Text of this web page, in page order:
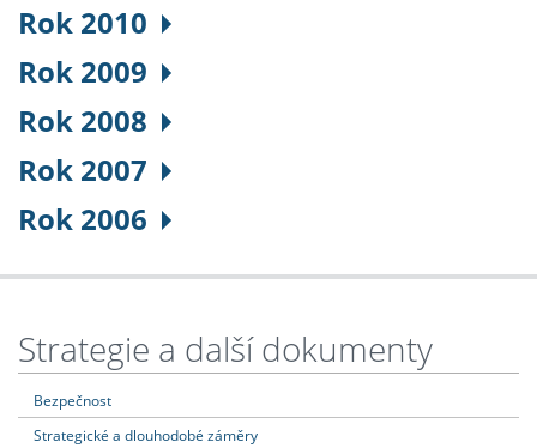
Rok 2010
Rok 2009
Rok 2008
Rok 2007
Rok 2006
Strategie a další dokumenty
Bezpečnost
Strategické a dlouhodobé záměry